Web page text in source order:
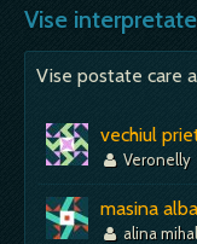
Mai mult
probabil
vedere
Mai mult despre
Vise interpretate
Vise postate care
vechiul
Veronelly
masina alba
alina